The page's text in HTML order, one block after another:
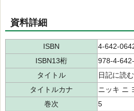
資料詳細
ISBN
4-642-
ISBN13桁
978-4-
タイトル
日記に読
タイトルカナ
ニッキ ニ
巻次
5